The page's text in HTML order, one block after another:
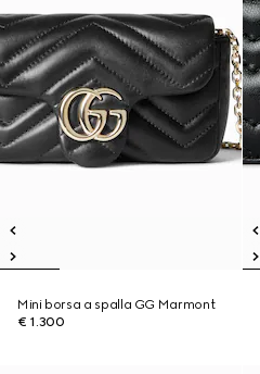
Mini borsa a spalla GG Marmont
€ 1.300